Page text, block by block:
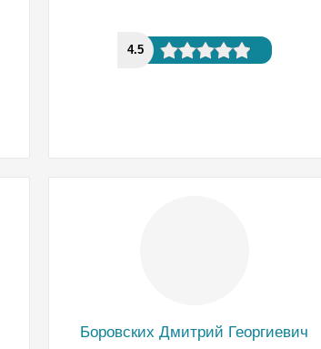
4.5
Боровских Дмитрий Георгиевич